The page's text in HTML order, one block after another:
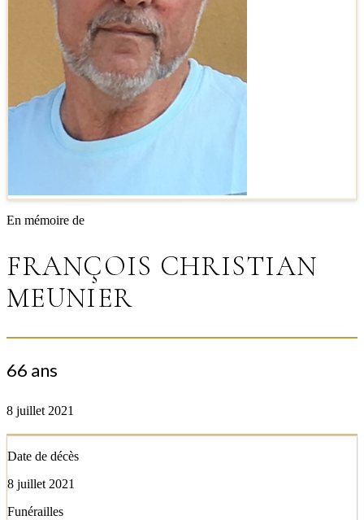
En mémoire de
FRANÇOIS CHRISTIAN
MEUNIER
66 ans
8 juillet 2021
Date de décès
8 juillet 2021
Funérailles